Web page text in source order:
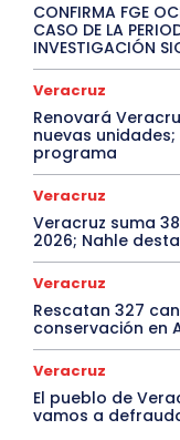
CONFIRMA FGE
CASO DE LA
INVESTIGACIÓN
Veracruz
Renovará
nuevas
programa
Veracruz
Veracruz suma
2026; Nahle
Veracruz
Rescatan 327
conservación en
Veracruz
El pueblo de
vamos a